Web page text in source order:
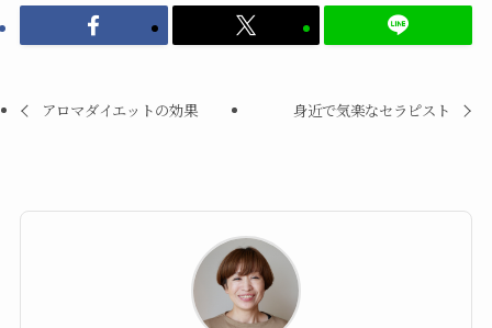
アロマダイエットの効果 身近で気楽なセラピスト